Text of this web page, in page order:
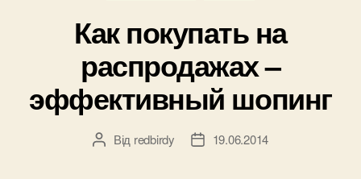
Как покупать на
распродажах –
эффективный шопинг
Автор
Від redbirdy
Дата19.06.2014